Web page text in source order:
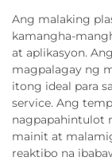
Ang malaking
kamangha-
at aplikasyon.
magpalagay ng
itong ideal para
service. Ang
nagpapahintulot
mainit at
reaktibo na